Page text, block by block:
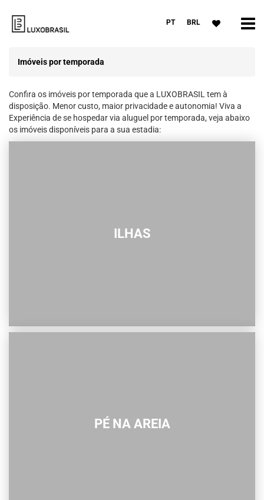
PT BRL
Imóveis por temporada
Confira os imóveis por temporada que a LUXOBRASIL tem à
disposição. Menor custo, maior privacidade e autonomia! Viva a
Experiência de se hospedar via aluguel por temporada, veja abaixo
os imóveis disponíveis para a sua estadia:
ILHAS
PÉ NA AREIA